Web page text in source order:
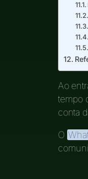
Ao
tempo
conta
O